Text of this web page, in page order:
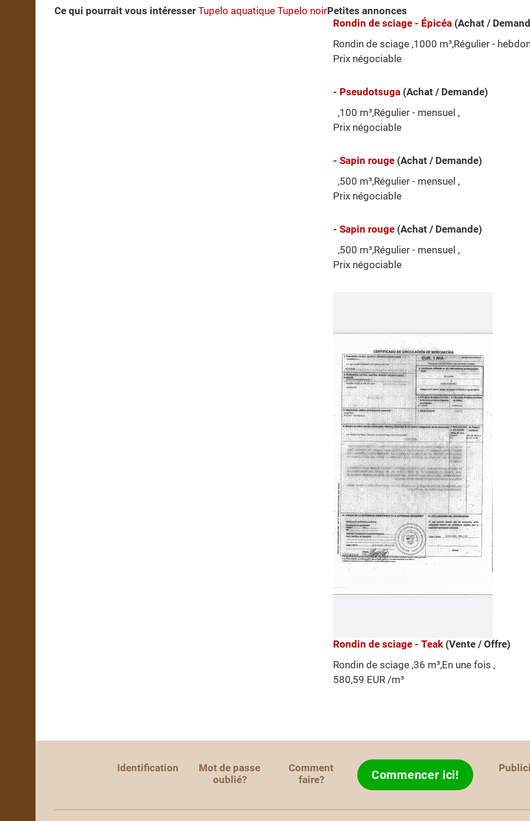
Ce qui pourrait vous intéresser Tupelo aquatique Tupelo noirPetites annonces
Rondin de sciage - Épicéa (Achat /
Rondin de sciage ,1000 m³,Régulier -
Prix négociable
- Pseudotsuga (Achat / Demande)
,100 m³,Régulier - mensuel ,
Prix négociable
- Sapin rouge (Achat / Demande)
,500 m³,Régulier - mensuel ,
Prix négociable
- Sapin rouge (Achat / Demande)
,500 m³,Régulier - mensuel ,
Prix négociable
Rondin de sciage - Teak (Vente / Offre)
Rondin de sciage ,36 m³,En une fois ,
580,59 EUR /m³
Identification
Mot de passe
oublié?
Comment
faire?
Commencer ici!